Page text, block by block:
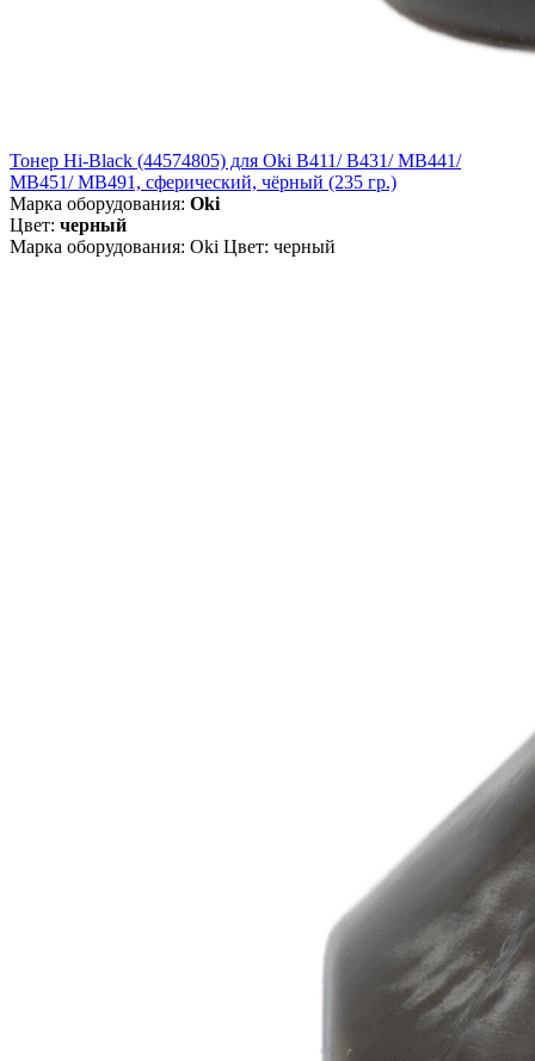
Тонер Hi-Black (44574805) для Oki B411/ B431/ MB441/
MB451/ MB491, сферический, чёрный (235 гр.)
Марка оборудования: Oki
Цвет: черный
Марка оборудования: Oki Цвет: черный